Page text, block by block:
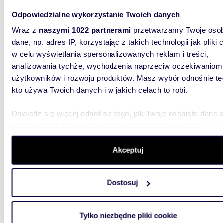
Odpowiedzialne wykorzystanie Twoich danych
Wraz z naszymi 1022 partnerami przetwarzamy Twoje
dane, np. adres IP, korzystając z takich technologii jak pliki
w celu wyświetlania spersonalizowanych reklam i treści,
analizowania tychże, wychodzenia naprzeciw oczekiwaniom
użytkowników i rozwoju produktów. Masz wybór odnośnie
kto używa Twoich danych i w jakich celach to robi.
Dowiedz się więcej odnośnie tego, jak Twoje osobiste dane
szczegółów. W Deklaracji plików cookie możesz zmienić
wycofać swoją zgodę w dowolnej chwili.
aby oferować funkcje społecznościowe i analizować ruch w
witrynie. Informacje o tym, jak korzystasz z naszej witryny,
analitycznym. Partnerzy mogą połączyć te informacje z
Akceptuj
Dostosuj
Tylko niezbędne pliki cookie
WYRÓŻNIONE 300
Dom surowy zamknięty 300m² z garażem i dużą
905
Dom w
w
WYRÓŻNIONE